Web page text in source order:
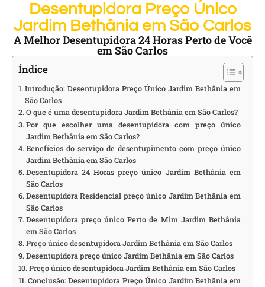
Desentupidora Preço Único
Jardim Bethânia em São Carlos
A Melhor Desentupidora 24 Horas Perto de Você
em São Carlos
Índice
Introdução: Desentupidora Preço Único Jardim Bethânia em
São Carlos
O que é uma desentupidora Jardim Bethânia em São Carlos?
Por que escolher uma desentupidora com preço único
Jardim Bethânia em São Carlos?
Benefícios do serviço de desentupimento com preço único
Jardim Bethânia em São Carlos
Desentupidora 24 Horas preço único Jardim Bethânia em
São Carlos
Desentupidora Residencial preço único Jardim Bethânia em
São Carlos
Desentupidora preço único Perto de Mim Jardim Bethânia
em São Carlos
Preço único desentupidora Jardim Bethânia em São Carlos
Desentupidora preço único Jardim Bethânia em São Carlos
Preço único desentupidora Jardim Bethânia em São Carlos
Conclusão: Desentupidora Preço Único Jardim Bethânia em